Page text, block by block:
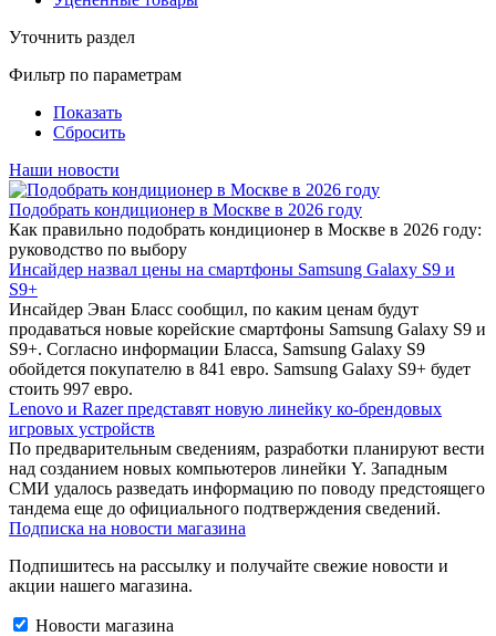
Уточнить раздел
Фильтр по параметрам
Показать
Сбросить
Наши новости
Подобрать кондиционер в Москве в 2026 году
Как правильно подобрать кондиционер в Москве в 2026 году:
руководство по выбору
Инсайдер назвал цены на смартфоны Samsung Galaxy S9 и
S9+
Инсайдер Эван Бласс сообщил, по каким ценам будут
продаваться новые корейские смартфоны Samsung Galaxy S9 и
S9+. Согласно информации Бласса, Samsung Galaxy S9
обойдется покупателю в 841 евро. Samsung Galaxy S9+ будет
стоить 997 евро.
Lenovo и Razer представят новую линейку ко-брендовых
игровых устройств
По предварительным сведениям, разработки планируют вести
над созданием новых компьютеров линейки Y. Западным
СМИ удалось разведать информацию по поводу предстоящего
тандема еще до официального подтверждения сведений.
Подписка на новости магазина
Подпишитесь на рассылку и получайте свежие новости и
акции нашего магазина.
Новости магазина